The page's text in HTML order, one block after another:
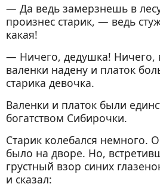
— Да ведь замерзнешь в
произнес старик, — ведь
какая!
— Ничего, дедушка! Ничего,
валенки надену и платок
старика девочка.
Валенки и платок были
богатством Сибирочки.
Старик колебался немного.
было на дворе. Но,
грустный взор синих
и сказал: